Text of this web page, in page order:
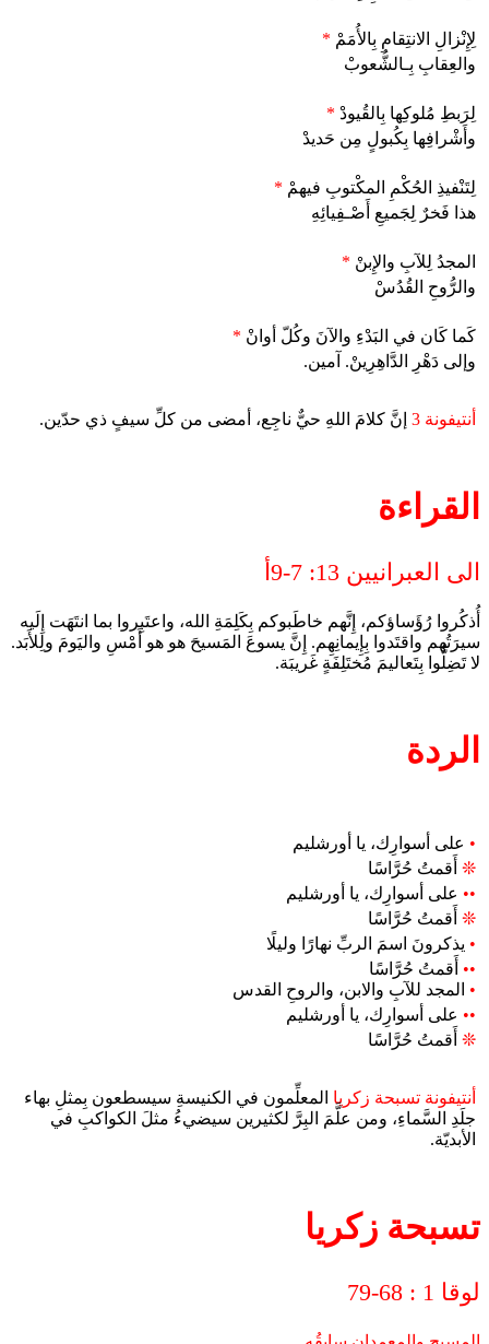
لِإِنْزالِ الانتِقامِ بِالأُمَمْ *
والعِقابِ بِـالشُّعوبْ
لِرَبطِ مُلوكِها بِالقُيودْ *
وأَشْرافِها بِكُبولٍ مِن حَديدْ
لِتَنْفيذِ الحُكْمِ المكْتوبِ فيهمْ *
هذا فَخرٌ لِجَميعِ أَصْـفِيائِهِ
المجدُ لِلآبِ والإِبنْ *
والرُّوحِ القُدُسْ
كَما كَان في البَدْءِ والآنَ وكُلّ أوانْ *
وإلى دَهْرِ الدَّاهِرِينْ. آمين.
أنتيفونة 3 إنَّ كلامَ اللهِ حيٌّ ناجِع، أمضى من كلِّ سيفٍ ذي حدّين.
القراءة
الى العبرانيين 13: 7-9أ
أُذكُروا رُؤَساؤكم، إِنَّهم خاطَبوكم بِكَلِمَةِ الله، واعتَبِروا بما انتَهَت إِلَيه
سيرَتُهم واقتَدوا بِإِيمانِهِم. إِنَّ يسوعَ المَسيحَ هو هو أَمْسِ واليَومَ ولِلأَبَد.
لا تَضِلُّوا بِتَعاليمَ مُختَلِفَةٍ غَريبَة.
الردة
• على أسوارِك، يا أورشليم
❊ أَقمتُ حُرَّاسًا
•• على أسوارِك، يا أورشليم
❊ أَقمتُ حُرَّاسًا
• يذكرونَ اسمَ الربِّ نهارًا وليلًا
•• أَقمتُ حُرَّاسًا
• المجد للآبِ والابن، والروحِ القدس
•• على أسوارِك، يا أورشليم
❊ أَقمتُ حُرَّاسًا
أنتيفونة تسبحة زكريا المعلِّمون في الكنيسةِ سيسطعون بِمثلِ بهاء
جلَدِ السَّماءِ، ومن علَّمَ البِرَّ لكثيرين سيضيءُ مثلَ الكواكبِ في
الأبديّة.
تسبحة زكريا
لوقا 1 : 68-79